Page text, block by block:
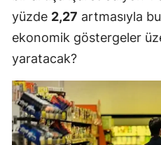
yüzde 2,27 artmasıyla
ekonomik göstergeler
yaratacak?